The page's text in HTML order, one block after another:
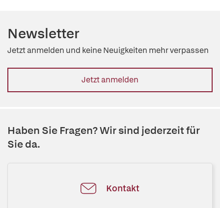
Newsletter
Jetzt anmelden und keine Neuigkeiten mehr verpassen
Jetzt anmelden
Haben Sie Fragen? Wir sind jederzeit für
Sie da.
Kontakt